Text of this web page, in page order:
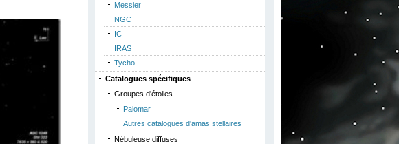
Messier
NGC
IC
IRAS
Tycho
Catalogues spécifiques
Groupes d'étoiles
Palomar
Autres catalogues d'amas stellaires
Nébuleuse diffuses